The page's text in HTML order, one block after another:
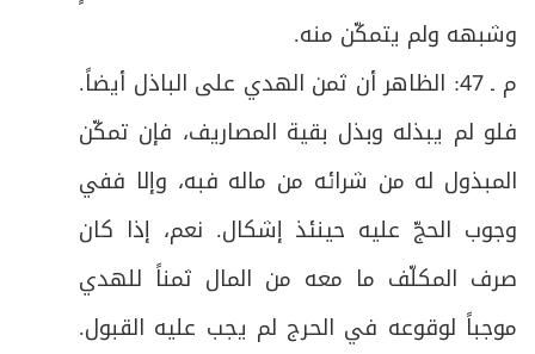
وشبهه ولم يتمكّن منه.
م ـ 47: الظاهر أن ثمن الهدي على الباذل أيضاً.
فلو لم يبذله وبذل بقية المصاريف، فإن تمكّن
المبذول له من شرائه من ماله فبه، وإلا ففي
وجوب الحجّ عليه حينئذ إشكال. نعم، إذا كان
صرف المكلّف ما معه من المال ثمناً للهدي
موجباً لوقوعه في الحرج لم يجب عليه القبول.